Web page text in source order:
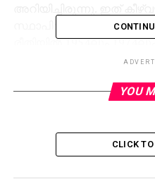
സ്ഥാപിതമായതല്ലെന്നും
രീതിയില്‍ 1954ലും
മരിച്ചപ്പോള്‍ ബജറ്റ്
സമുദായത്തിനും
YOU
CLICK